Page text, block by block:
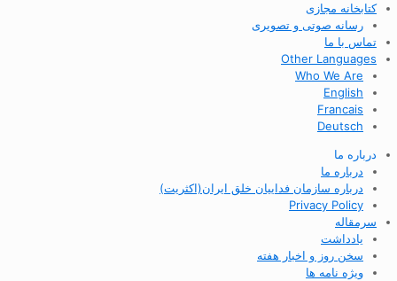
کتابخانه مجازی
رسانه صوتی و تصویری
تماس با ما
Other Languages
Who We Are
English
Francais
Deutsch
درباره ما
درباره ما
درباره سازمان فداییان خلق ایران(اکثریت)
Privacy Policy
سرمقاله
یادداشت
سخن روز و اخبار هفته
ویژه نامه ها